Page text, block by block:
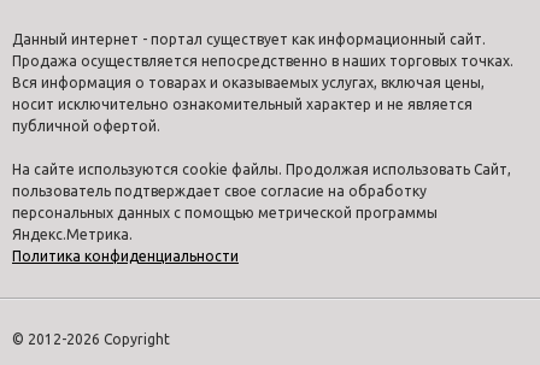
Данный интернет - портал существует как информационный сайт.
Продажа осуществляется непосредственно в наших торговых точках.
Вся информация о товарах и оказываемых услугах, включая цены,
носит исключительно ознакомительный характер и не является
публичной офертой.
На сайте используются cookie файлы. Продолжая использовать Сайт,
пользователь подтверждает свое согласие на обработку
персональных данных с помощью метрической программы
Яндекс.Метрика.
Политика конфиденциальности
© 2012-2026 Copyright